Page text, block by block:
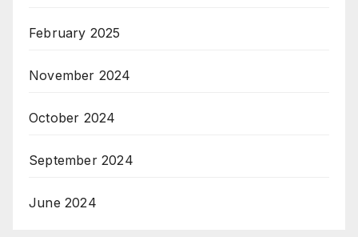
February 2025
November 2024
October 2024
September 2024
June 2024